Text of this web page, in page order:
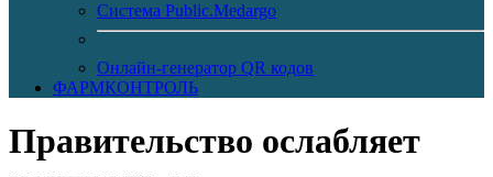
Система Public.Medargo
Онлайн-генератор QR кодов
ФАРМКОНТРОЛЬ
Правительство ослабляет